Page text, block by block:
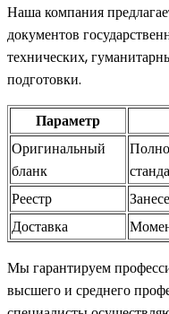
Наша компания
документов
технических,
подготовки.
Параметр
Оригинальный
бланк
Реестр
Доставка
Мы гарантируем
высшего и среднего